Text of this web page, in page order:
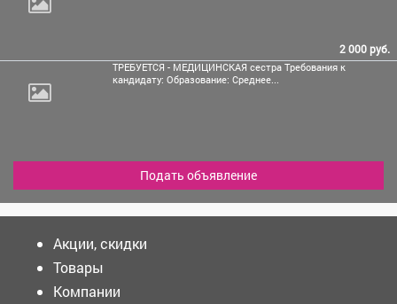
2 000 руб.
ТРЕБУЕТСЯ - МЕДИЦИНСКАЯ сестра Требования к
кандидату: Образование: Среднее...
Подать объявление
Акции, скидки
Товары
Компании